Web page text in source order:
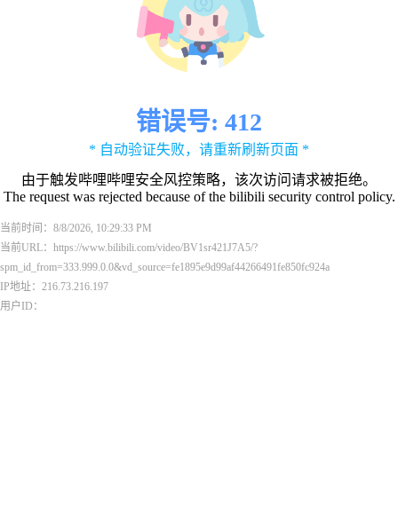
错误号: 412
* 自动验证失败，请重新刷新页面 *
由于触发哔哩哔哩安全风控策略，该次访问请求被拒绝。
The request was rejected because of the bilibili security control policy.
当前时间：8/8/2026, 10:29:33 PM
当前URL：https://www.bilibili.com/video/BV1sr421J7A5/?
spm_id_from=333.999.0.0&vd_source=fe1895e9d99af44266491fe850fc924a
IP地址：216.73.216.197
用户ID：